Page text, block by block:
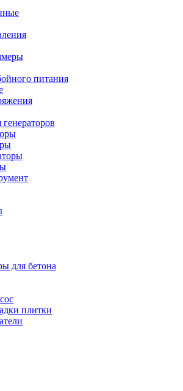
питания
для бетона
плитки